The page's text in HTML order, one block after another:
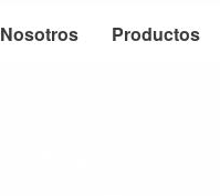
Nosotros Productos